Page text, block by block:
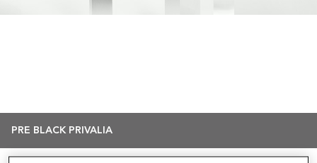
PRE BLACK PRIVALIA